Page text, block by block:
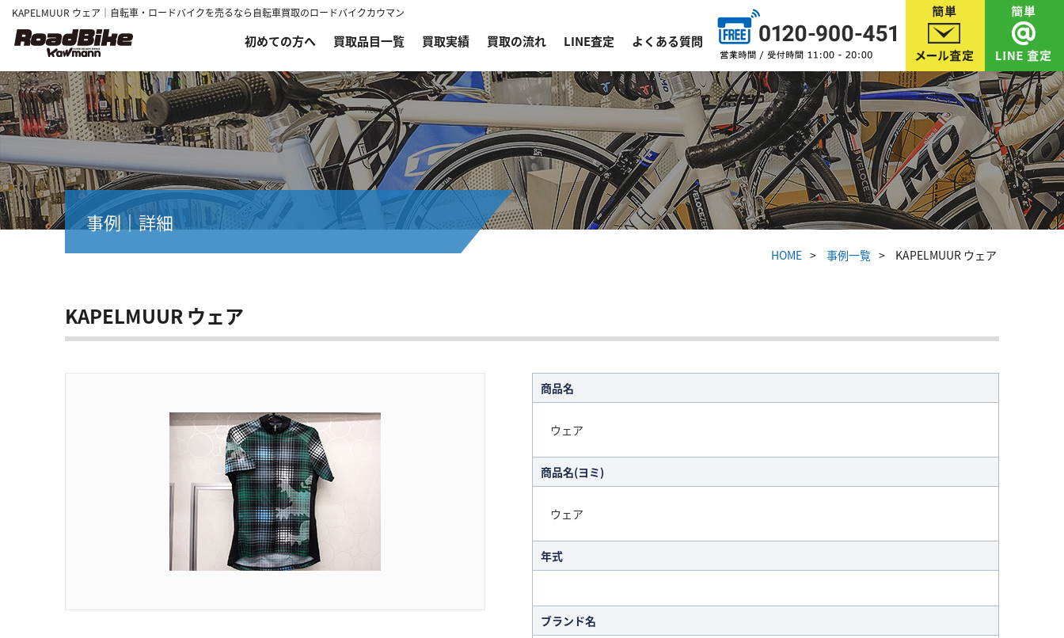
KAPELMUUR ウェア｜自転車・ロードバイクを売るなら自転車買取のロードバイクカウマン
初めての方へ 買取品目一覧 買取実績 買取の流れ LINE査定 よくある質問
事例｜詳細
HOME 事例一覧 KAPELMUUR ウェア
KAPELMUUR ウェア
商品名
ウェア
商品名(ヨミ)
ウェア
年式
ブランド名